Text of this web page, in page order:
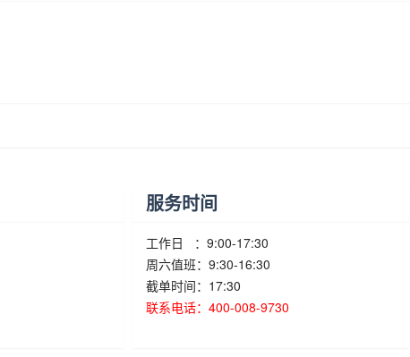
服务时间
工作日 ：9:00-17:30
周六值班：9:30-16:30
截单时间：17:30
联系电话：400-008-9730